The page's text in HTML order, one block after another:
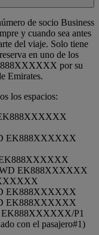
de socio Business
y cuando sea antes
del viaje. Solo tiene
en uno de los
por su
Emirates.
los espacios:
EK888XXXXXX
EK888XXXXXX
EK888XXXXXX
EK888XXXXXX
P1
con el pasajero#1)